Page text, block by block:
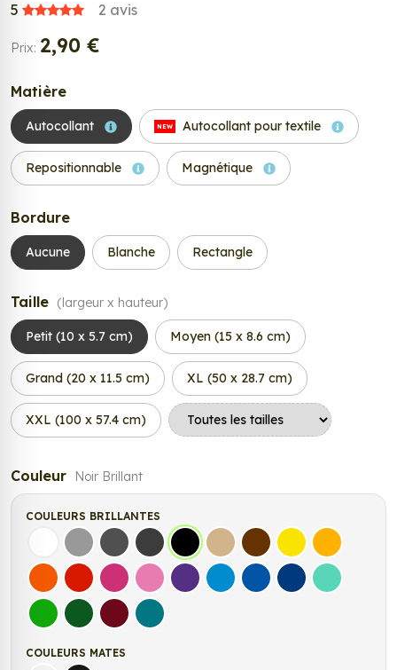
5 2 avis
Prix: 2,90 €
Matière
Autocollant NEW Autocollant pour textile
Repositionnable Magnétique
Bordure
Aucune Blanche Rectangle
Taille (largeur x hauteur)
Petit (10 x 5.7 cm) Moyen (15 x 8.6 cm)
Grand (20 x 11.5 cm) XL (50 x 28.7 cm)
XXL (100 x 57.4 cm)
Couleur Noir Brillant
COULEURS BRILLANTES
Blanc Gris Gris FoncéGris Anthracite
Noir Beige Marron Jaune ClairJaune
OrangeRouge FuchsiaRose Violet Bleu clairBleu MoyenBleu FoncéBleu Vert
Vert clairVert FoncéBordeauxTurquoise
COULEURS MATES